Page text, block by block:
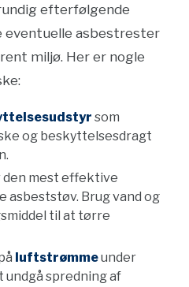
efterfølgende
eventuelle asbestrester
miljø. Her er nogle
som
og beskyttelsesdragt
den mest effektive
asbeststøv. Brug vand og
til at tørre
luftstrømmeunder
spredning af